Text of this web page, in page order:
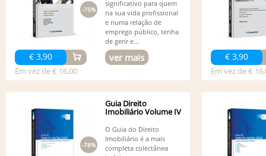
€ 3,90
Em vez de € 16,00
-75%
significativo para quem
na sua vida profissional
e numa relação de
emprego público, tenha
de gerir e...
ver mais € 3,90
Em vez de €
-78%
Guia Direito
Imobiliário Volume IV
O Guia do Direito
Imobiliário é a mais
completa colectânea